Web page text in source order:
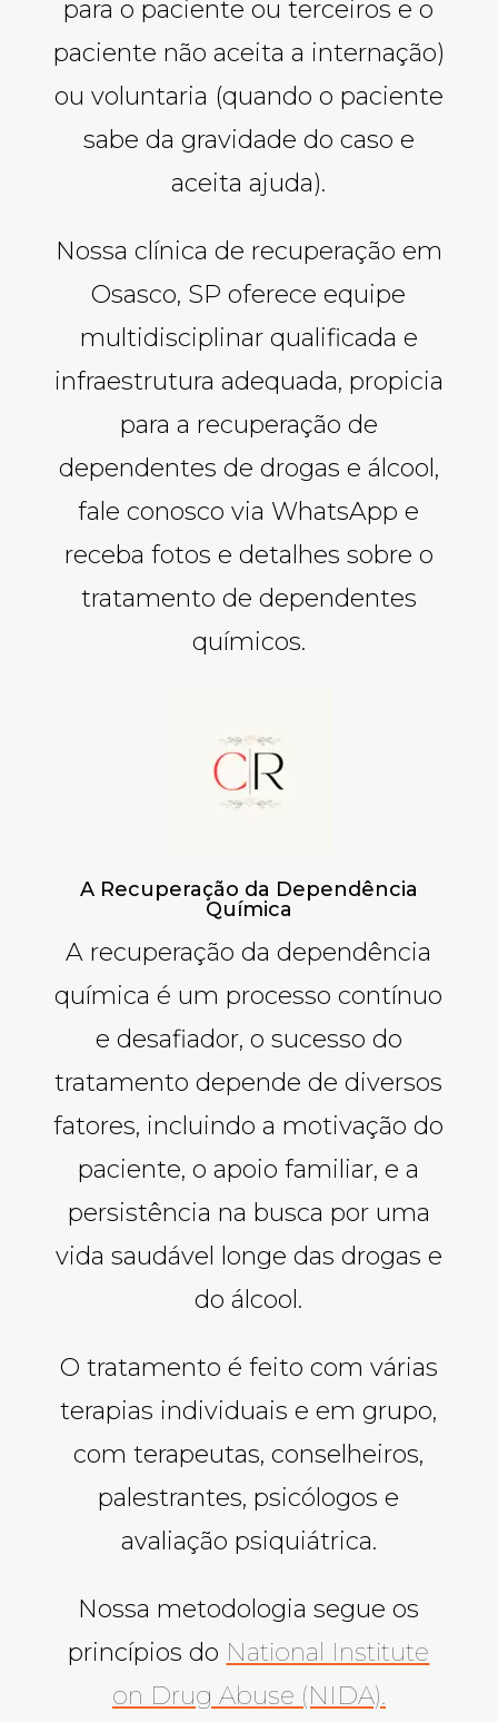
para o paciente ou terceiros e o
paciente não aceita a internação)
ou voluntaria (quando o paciente
sabe da gravidade do caso e
aceita ajuda).
Nossa clínica de recuperação em
Osasco, SP oferece equipe
multidisciplinar qualificada e
infraestrutura adequada, propicia
para a recuperação de
dependentes de drogas e álcool,
fale conosco via WhatsApp e
receba fotos e detalhes sobre o
tratamento de dependentes
químicos.
A Recuperação da Dependência
Química
A recuperação da dependência
química é um processo contínuo
e desafiador, o sucesso do
tratamento depende de diversos
fatores, incluindo a motivação do
paciente, o apoio familiar, e a
persistência na busca por uma
vida saudável longe das drogas e
do álcool.
O tratamento é feito com várias
terapias individuais e em grupo,
com terapeutas, conselheiros,
palestrantes, psicólogos e
avaliação psiquiátrica.
Nossa metodologia segue os
princípios do National Institute
on Drug Abuse (NIDA).